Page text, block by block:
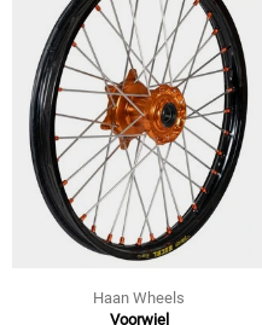
Haan Wheels
Voorwiel